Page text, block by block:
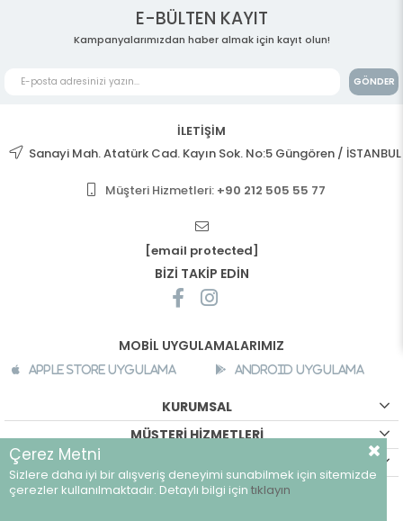
E-BÜLTEN KAYIT
Kampanyalarımızdan haber almak için kayıt olun!
GÖNDER
İLETİŞİM
Sanayi Mah. Atatürk Cad. Kayın Sok. No:5 Güngören / İSTANBUL
Müşteri Hizmetleri: +90 212 505 55 77
[email protected]
BİZİ TAKİP EDİN
MOBİL UYGULAMALARIMIZ
Apple Store Uygulama Android Uygulama
KURUMSAL
MÜŞTERİ HİZMETLERİ
©breeze.com.tr - Tüm hakları saklıdır.
Çerez Metni
Sizlere daha iyi bir alışveriş deneyimi sunabilmek için sitemizde
çerezler kullanılmaktadır. Detaylı bilgi için tıklayın